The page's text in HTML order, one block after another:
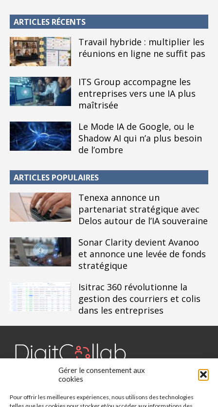
Gérer le consentement aux
cookies
Pour offrir les meilleures expériences, nous utilisons des technologies
ARTICLES RÉCENTS
Travail hybride : multiplier les
réunions en ligne ne suffit pas
ITS Group accompagne les
entreprises vers une IA plus
maîtrisée
Le Mode IA de Google, ou le
Shadow AI qui n’a plus besoin
de l’ombre
ARTICLES POPULAIRES
Tenexa annonce un
partenariat stratégique avec
Delos autour de l’IA souveraine
Sonar Clarity devient Avanoo
et annonce une levée de fonds
stratégique
Isitrac 360 révolutionne la
gestion des courriers et colis
dans les entreprises
Digit Collab est un média dédié aux outils collaboratifs, retrouvez
des études, des évènements, des livres blancs et les nominations